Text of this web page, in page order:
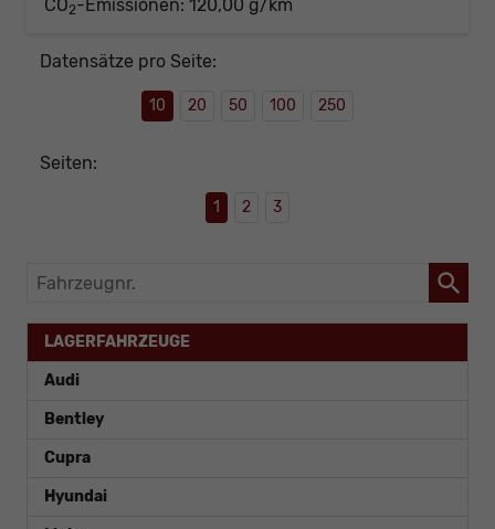
CO2-Emissionen: 120,00 g/km
Datensätze pro Seite:
10 20 50 100 250
Seiten:
1 2 3
Fahrzeugnr.
LAGERFAHRZEUGE
Audi
Bentley
Cupra
Hyundai